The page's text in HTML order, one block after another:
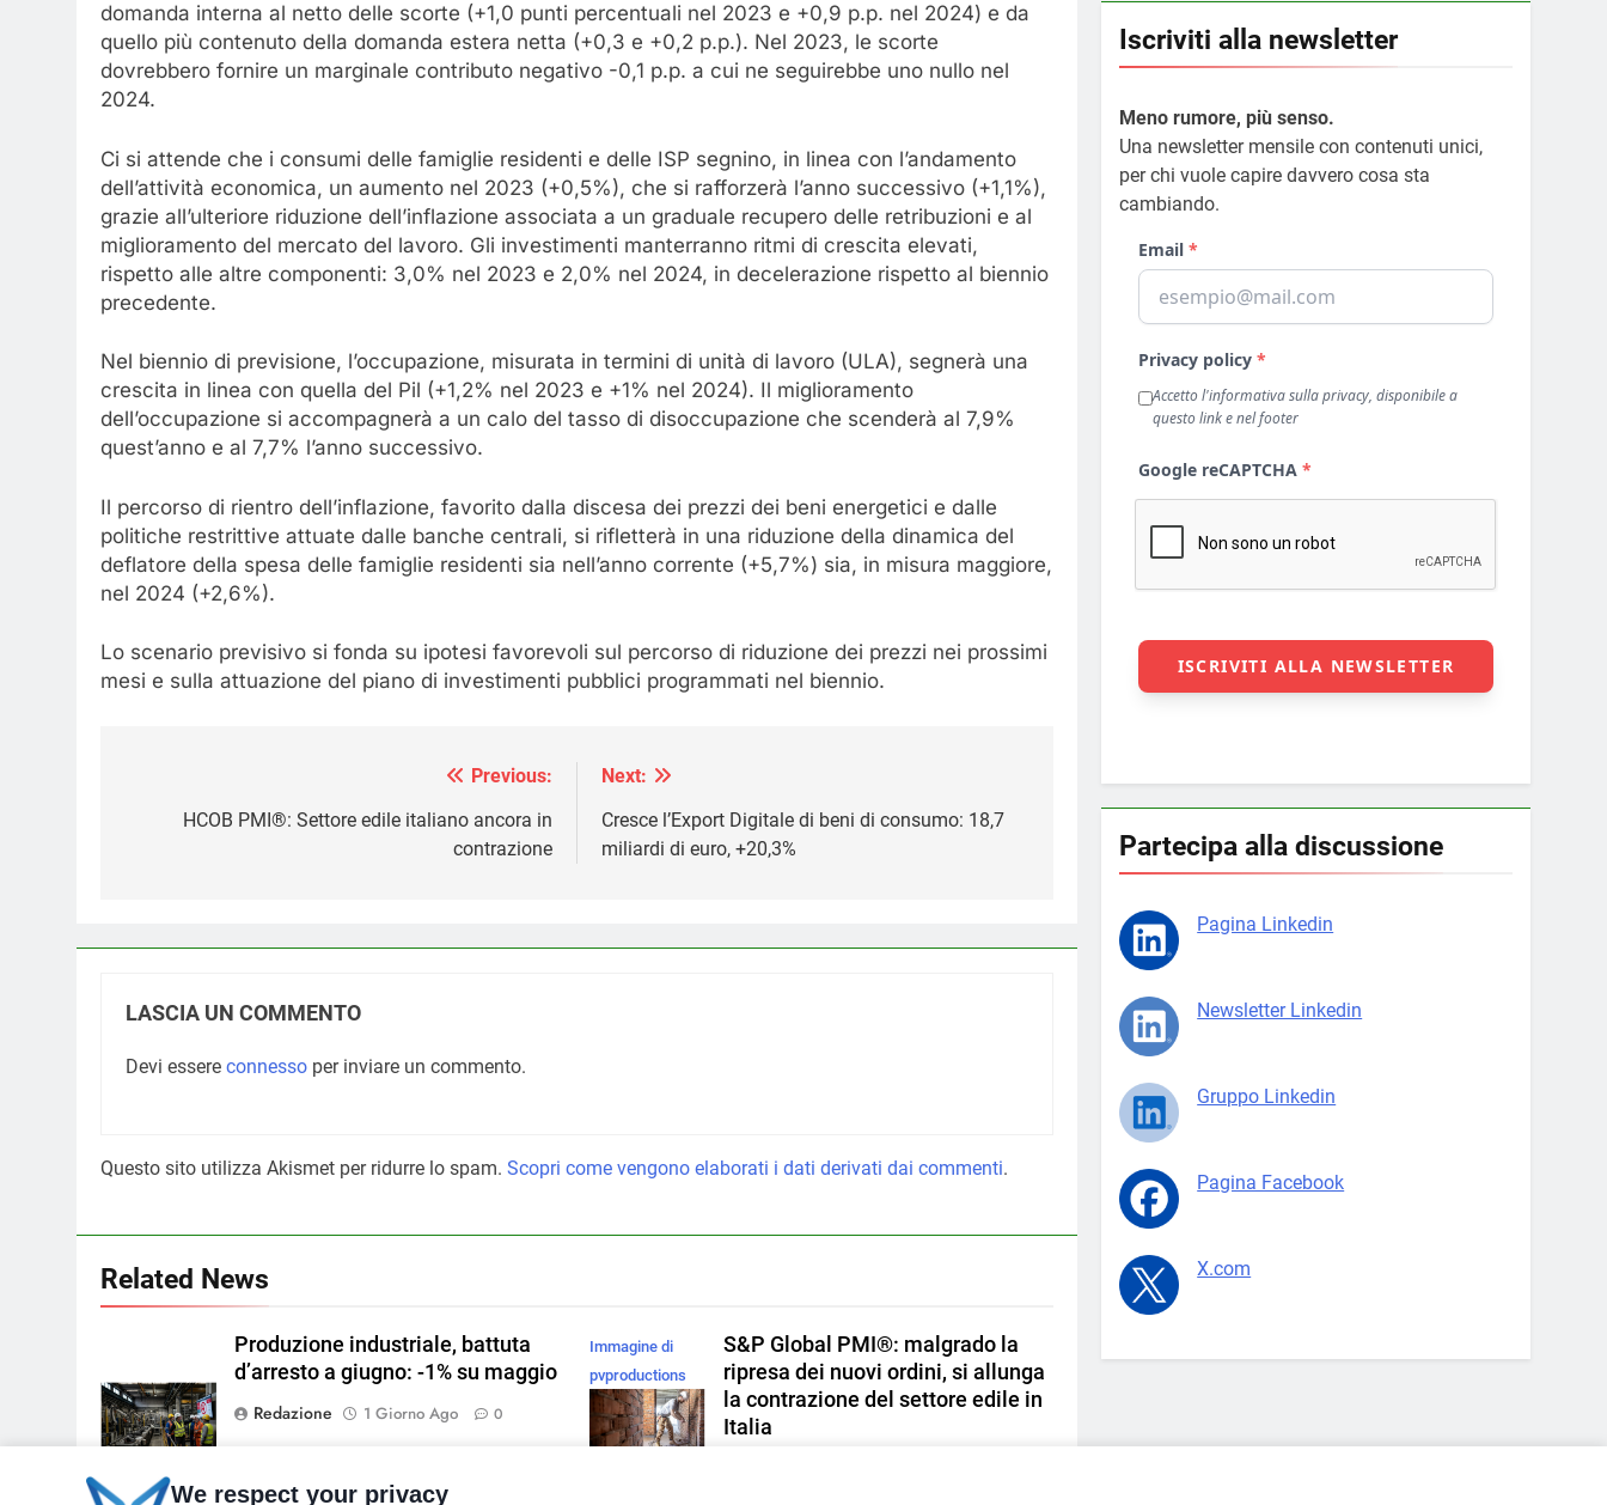
domanda interna al netto delle scorte (+1,0 punti percentuali nel 2023 e +0,9 p.p. nel 2024) e da
quello più contenuto della domanda estera netta (+0,3 e +0,2 p.p.). Nel 2023, le scorte
dovrebbero fornire un marginale contributo negativo -0,1 p.p. a cui ne seguirebbe uno nullo nel
2024.
Ci si attende che i consumi delle famiglie residenti e delle ISP segnino, in linea con l’andamento
dell’attività economica, un aumento nel 2023 (+0,5%), che si rafforzerà l’anno successivo (+1,1%),
grazie all’ulteriore riduzione dell’inflazione associata a un graduale recupero delle retribuzioni e al
miglioramento del mercato del lavoro. Gli investimenti manterranno ritmi di crescita elevati,
rispetto alle altre componenti: 3,0% nel 2023 e 2,0% nel 2024, in decelerazione rispetto al biennio
precedente.
Nel biennio di previsione, l’occupazione, misurata in termini di unità di lavoro (ULA), segnerà una
crescita in linea con quella del Pil (+1,2% nel 2023 e +1% nel 2024). Il miglioramento
dell’occupazione si accompagnerà a un calo del tasso di disoccupazione che scenderà al 7,9%
quest’anno e al 7,7% l’anno successivo.
Il percorso di rientro dell’inflazione, favorito dalla discesa dei prezzi dei beni energetici e dalle
politiche restrittive attuate dalle banche centrali, si rifletterà in una riduzione della dinamica del
deflatore della spesa delle famiglie residenti sia nell’anno corrente (+5,7%) sia, in misura maggiore,
nel 2024 (+2,6%).
Lo scenario previsivo si fonda su ipotesi favorevoli sul percorso di riduzione dei prezzi nei prossimi
mesi e sulla attuazione del piano di investimenti pubblici programmati nel biennio.
articoli
Previous:
HCOB PMI®: Settore edile italiano ancora in
contrazione
Next:
Cresce l’Export Digitale di beni di consumo: 18,7
miliardi di euro, +20,3%
LASCIA UN COMMENTO
Devi essere connesso per inviare un commento.
Questo sito utilizza Akismet per ridurre lo spam. Scopri come vengono elaborati i dati derivati dai commenti.
Related News
Produzione industriale, battuta
d’arresto a giugno: -1% su maggio
Redazione
1 Giorno Ago 0
Immagine di
pvproductions
su Magnific
S&P Global PMI®: malgrado la
ripresa dei nuovi ordini, si allunga
la contrazione del settore edile in
Italia
Iscriviti alla newsletter
Meno rumore, più senso.
Una newsletter mensile con contenuti unici,
per chi vuole capire davvero cosa sta
cambiando.
Partecipa alla discussione
Pagina Linkedin
Newsletter Linkedin
Gruppo Linkedin
Pagina Facebook
X.com
We respect your privacy